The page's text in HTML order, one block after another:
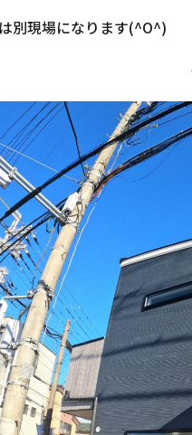
別現場になります(^O^)